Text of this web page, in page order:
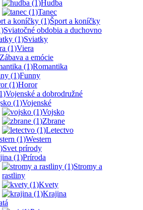
Hudba
Tanec
Šport a koníčky
Sviatočné obdobia a duchovno
Sviatky
Viera
Zábava a emócie
Romantika
Funny
Horor
Vojenské a dobrodružné
Vojenské
Vojsko
Zbrane
Letectvo
Western
Svet prírody
Príroda
Stromy a
rastliny
Kvety
Krajina